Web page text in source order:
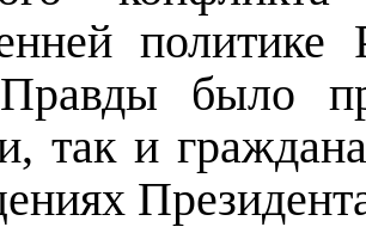
было
так и